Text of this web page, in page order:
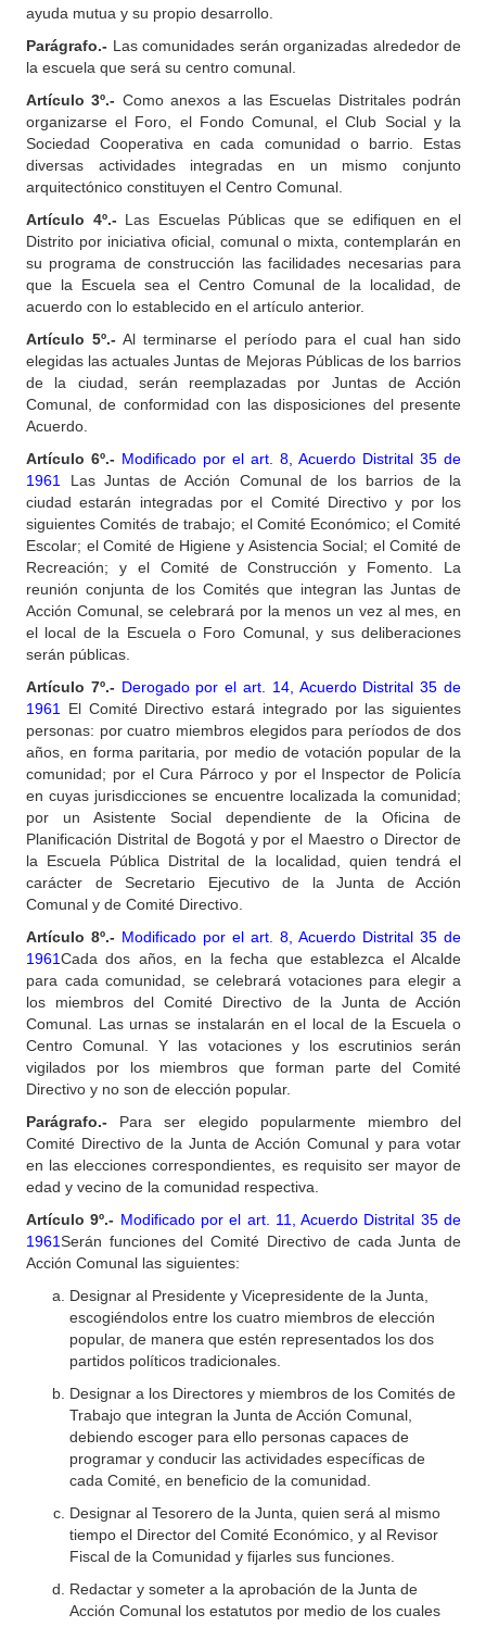
ayuda mutua y su propio desarrollo.
Parágrafo.- Las comunidades serán organizadas alrededor de
la escuela que será su centro comunal.
Artículo 3º.- Como anexos a las Escuelas Distritales podrán
organizarse el Foro, el Fondo Comunal, el Club Social y la
Sociedad Cooperativa en cada comunidad o barrio. Estas
diversas actividades integradas en un mismo conjunto
arquitectónico constituyen el Centro Comunal.
Artículo 4º.- Las Escuelas Públicas que se edifiquen en el
Distrito por iniciativa oficial, comunal o mixta, contemplarán en
su programa de construcción las facilidades necesarias para
que la Escuela sea el Centro Comunal de la localidad, de
acuerdo con lo establecido en el artículo anterior.
Artículo 5º.- Al terminarse el período para el cual han sido
elegidas las actuales Juntas de Mejoras Públicas de los barrios
de la ciudad, serán reemplazadas por Juntas de Acción
Comunal, de conformidad con las disposiciones del presente
Acuerdo.
Artículo 6º.- Modificado por el art. 8, Acuerdo Distrital 35 de
1961
Las Juntas de Acción Comunal de los barrios de la
ciudad estarán integradas por el Comité Directivo y por los
siguientes Comités de trabajo; el Comité Económico; el Comité
Escolar; el Comité de Higiene y Asistencia Social; el Comité de
Recreación; y el Comité de Construcción y Fomento. La
reunión conjunta de los Comités que integran las Juntas de
Acción Comunal, se celebrará por la menos un vez al mes, en
el local de la Escuela o Foro Comunal, y sus deliberaciones
serán públicas.
Artículo 7º.- Derogado por el art. 14, Acuerdo Distrital 35 de
1961
El Comité Directivo estará integrado por las siguientes
personas: por cuatro miembros elegidos para períodos de dos
años, en forma paritaria, por medio de votación popular de la
comunidad; por el Cura Párroco y por el Inspector de Policía
en cuyas jurisdicciones se encuentre localizada la comunidad;
por un Asistente Social dependiente de la Oficina de
Planificación Distrital de Bogotá y por el Maestro o Director de
la Escuela Pública Distrital de la localidad, quien tendrá el
carácter de Secretario Ejecutivo de la Junta de Acción
Comunal y de Comité Directivo.
Artículo 8º.- Modificado por el art. 8, Acuerdo Distrital 35 de
1961Cada dos años, en la fecha que establezca el Alcalde
para cada comunidad, se celebrará votaciones para elegir a
los miembros del Comité Directivo de la Junta de Acción
Comunal. Las urnas se instalarán en el local de la Escuela o
Centro Comunal. Y las votaciones y los escrutinios serán
vigilados por los miembros que forman parte del Comité
Directivo y no son de elección popular.
Parágrafo.- Para ser elegido popularmente miembro del
Comité Directivo de la Junta de Acción Comunal y para votar
en las elecciones correspondientes, es requisito ser mayor de
edad y vecino de la comunidad respectiva.
Artículo 9º.- Modificado por el art. 11, Acuerdo Distrital 35 de
1961Serán funciones del Comité Directivo de cada Junta de
Acción Comunal las siguientes:
Designar al Presidente y Vicepresidente de la Junta,
escogiéndolos entre los cuatro miembros de elección
popular, de manera que estén representados los dos
partidos políticos tradicionales.
Designar a los Directores y miembros de los Comités de
Trabajo que integran la Junta de Acción Comunal,
debiendo escoger para ello personas capaces de
programar y conducir las actividades específicas de
cada Comité, en beneficio de la comunidad.
Designar al Tesorero de la Junta, quien será al mismo
tiempo el Director del Comité Económico, y al Revisor
Fiscal de la Comunidad y fijarles sus funciones.
Redactar y someter a la aprobación de la Junta de
Acción Comunal los estatutos por medio de los cuales